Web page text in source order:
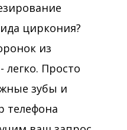
циркония?
из
легко. Просто
зубы и
телефона